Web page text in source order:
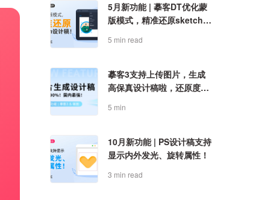
5月新功能 | 摹客DT优化蒙
版模式，精准还原sketch设
5 min read
摹客3支持上传图片，生成
高保真设计稿啦，还原度
5 min
10月新功能 | PS设计稿支持
显示内外发光、旋转属性！
3 min read